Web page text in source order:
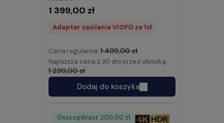
1 399,00 zł
Adapter zasilania VIOFO za 1zł
Cena regularna: 1 499,00 zł
Najniższa cena z 30 dni przed obniżką:
1 299,00 zł
Dodaj do koszyka
Oszczędzasz 200,00 zł
Rabat